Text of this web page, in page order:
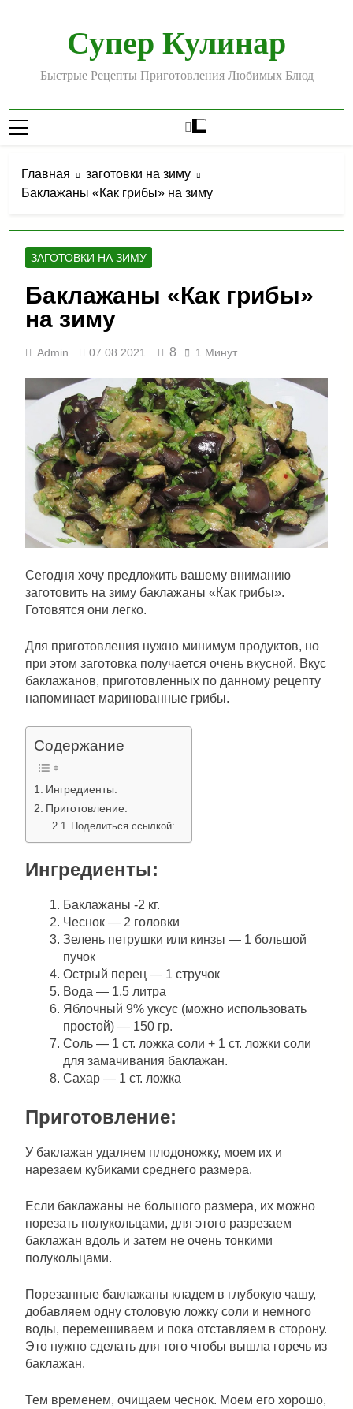
содержимомуСупер Кулинар
Быстрые Рецепты Приготовления Любимых Блюд
Главная
заготовки на зиму
Баклажаны «Как грибы» на зиму
ЗАГОТОВКИ НА ЗИМУ
Баклажаны «Как грибы»
на зиму
Admin 07.08.2021 8 1 Минут
Сегодня хочу предложить вашему вниманию
заготовить на зиму баклажаны «Как грибы».
Готовятся они легко.
Для приготовления нужно минимум продуктов, но
при этом заготовка получается очень вкусной. Вкус
баклажанов, приготовленных по данному рецепту
напоминает маринованные грибы.
Содержание
Ингредиенты:
Приготовление:
Поделиться ссылкой:
Ингредиенты:
Баклажаны -2 кг.
Чеснок — 2 головки
Зелень петрушки или кинзы — 1 большой
пучок
Острый перец — 1 стручок
Вода — 1,5 литра
Яблочный 9% уксус (можно использовать
простой) — 150 гр.
Соль — 1 ст. ложка соли + 1 ст. ложки соли
для замачивания баклажан.
Сахар — 1 ст. ложка
Приготовление:
У баклажан удаляем плодоножку, моем их и
нарезаем кубиками среднего размера.
Если баклажаны не большого размера, их можно
порезать полукольцами, для этого разрезаем
баклажан вдоль и затем не очень тонкими
полукольцами.
Порезанные баклажаны кладем в глубокую чашу,
добавляем одну столовую ложку соли и немного
воды, перемешиваем и пока отставляем в сторону.
Это нужно сделать для того чтобы вышла горечь из
баклажан.
Тем временем, очищаем чеснок. Моем его хорошо,